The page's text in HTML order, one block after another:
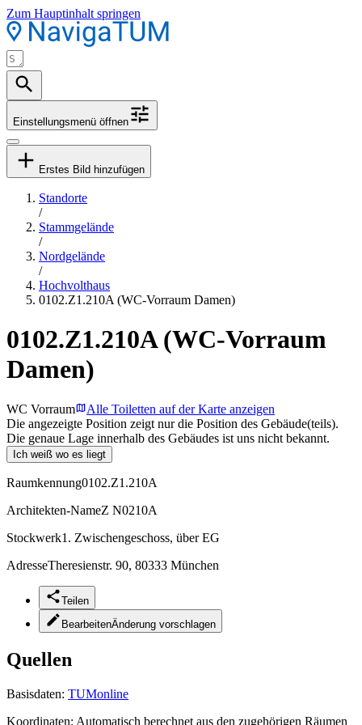
Zum Hauptinhalt springen
Einstellungsmenü öffnen
Erstes Bild hinzufügen
Standorte
/
Stammgelände
/
Nordgelände
/
Hochvolthaus
0102.Z1.210A (WC-Vorraum Damen)
0102.Z1.210A (WC-Vorraum
Damen)
WC Vorraum
Alle Toiletten auf der Karte anzeigen
Die angezeigte Position zeigt nur die Position des Gebäude(teils).
Die genaue Lage innerhalb des Gebäudes ist uns nicht bekannt.
Ich weiß wo es liegt
Raumkennung0102.Z1.210A
Architekten-NameZ N0210A
Stockwerk1. Zwischengeschoss, über EG
AdresseTheresienstr. 90, 80333 München
Teilen
BearbeitenÄnderung vorschlagen
Quellen
Basisdaten: TUMonline
Koordinaten: Automatisch berechnet aus den zugehörigen Räumen